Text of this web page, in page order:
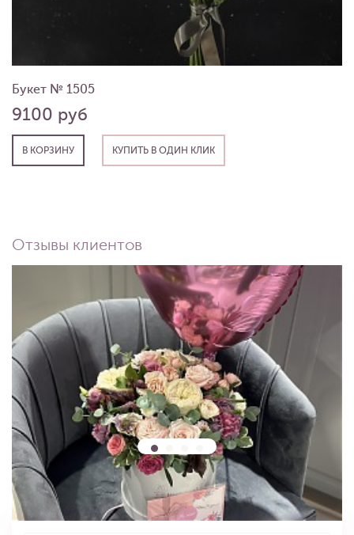
Букет № 1505
9100 руб
В КОРЗИНУ КУПИТЬ В ОДИН КЛИК
Отзывы клиентов